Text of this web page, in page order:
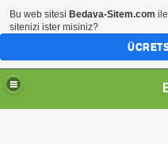
Bu web sitesi Bedava-Sitem.com
sitenizi ister misiniz?